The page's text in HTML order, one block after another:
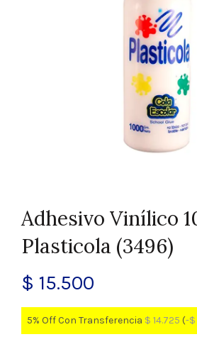
Adhesivo Vinílico
Plasticola (3496)
$ 15.500
5% Off Con Transferencia $ 14.725 (-$